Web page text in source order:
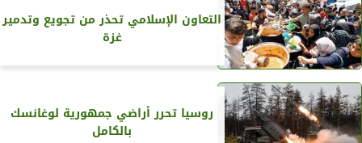
التعاون الإسلامي تحذر من تجويع وتدمير
غزة
روسيا تحرر أراضي جمهورية لوغانسك
بالكامل